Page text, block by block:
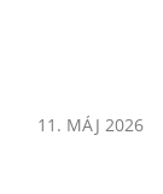
11. MÁJ 2026